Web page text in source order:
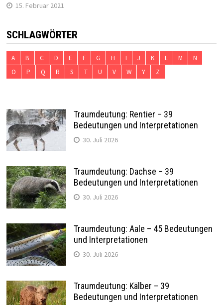
15. Februar 2021
SCHLAGWÖRTER
A B C D E F G H I J K L M
N
O
P Q R S T U V W Y Z
Traumdeutung: Rentier – 39
Bedeutungen und Interpretationen
30. Juli 2026
Traumdeutung: Dachse – 39
Bedeutungen und Interpretationen
30. Juli 2026
Traumdeutung: Aale – 45 Bedeutungen
und Interpretationen
30. Juli 2026
Traumdeutung: Kälber – 39
Bedeutungen und Interpretationen